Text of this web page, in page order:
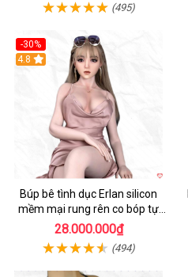
(495)
-30%
4.8
Búp bê tình dục Erlan silicon
mềm mại rung rên co bóp tự
động
28.000.000₫
(494)